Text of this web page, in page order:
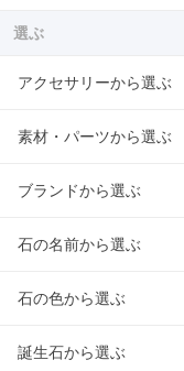
選ぶ
アクセサリーから選ぶ
素材・パーツから選ぶ
ブランドから選ぶ
石の名前から選ぶ
石の色から選ぶ
誕生石から選ぶ